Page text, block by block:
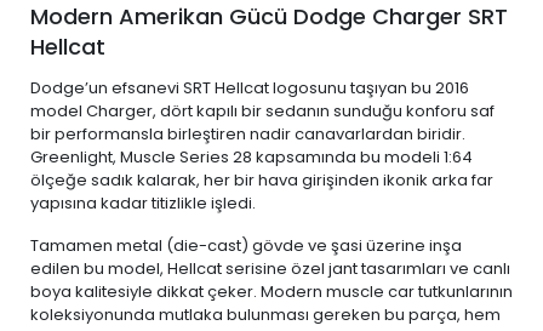
Modern Amerikan Gücü Dodge Charger SRT
Hellcat
Dodge’un efsanevi SRT Hellcat logosunu taşıyan bu 2016
model Charger, dört kapılı bir sedanın sunduğu konforu saf
bir performansla birleştiren nadir canavarlardan biridir.
Greenlight, Muscle Series 28 kapsamında bu modeli 1:64
ölçeğe sadık kalarak, her bir hava girişinden ikonik arka far
yapısına kadar titizlikle işledi.
Tamamen metal (die-cast) gövde ve şasi üzerine inşa
edilen bu model, Hellcat serisine özel jant tasarımları ve canlı
boya kalitesiyle dikkat çeker. Modern muscle car tutkunlarının
koleksiyonunda mutlaka bulunması gereken bu parça, hem